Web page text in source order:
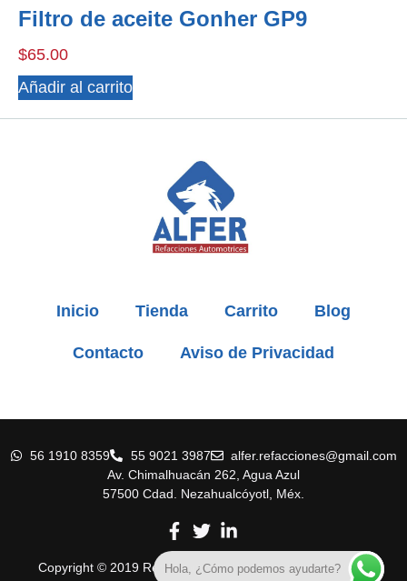
Filtro de aceite Gonher GP9
$65.00
Añadir al carrito
Inicio Tienda Carrito Blog
Contacto Aviso de Privacidad
Copyright © 2019 Refaccionaria Alfer. Todos los derechos
56 1910 8359 55 9021 3987
alfer.refacciones@gmail.com
Av. Chimalhuacán 262, Agua Azul
57500 Cdad. Nezahualcóyotl, Méx.
Hola, ¿Cómo podemos ayudarte?